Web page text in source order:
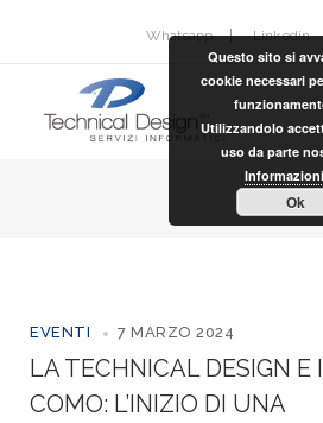
Whatsapp Linkedin
EVENTI 7 MARZO 2024
LA TECHNICAL DESIGN E
COMO: L’INIZIO DI UNA
Questo sito si
cookie necessari
Utilizzandolo
uso da parte
Informazioni
Ok